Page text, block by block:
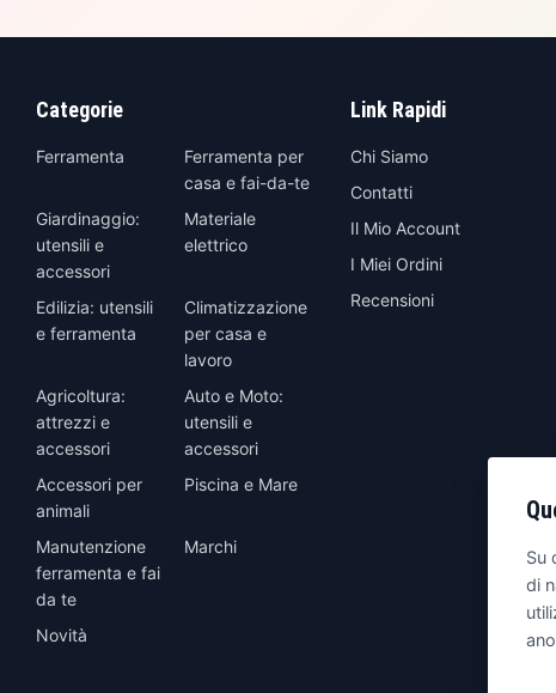
Categorie
Ferramenta
Ferramenta per
casa e fai-da-te
Giardinaggio:
utensili e
accessori
Materiale
elettrico
Edilizia: utensili
e ferramenta
Climatizzazione
per casa e
lavoro
Agricoltura:
attrezzi e
accessori
Auto e Moto:
utensili e
accessori
Accessori per
animali
Piscina e Mare
Manutenzione
ferramenta e fai
da te
Marchi
Novità
Link Rapidi
Chi Siamo
Contatti
Il Mio Account
I Miei Ordini
Recensioni
Su
di